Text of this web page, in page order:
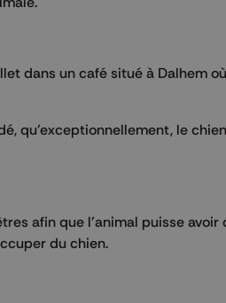
dans un café situé à Dalhem
qu’exceptionnellement, le
afin que l’animal puisse avoir
du chien.